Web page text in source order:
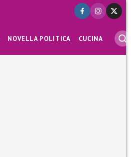
NOVELLA POLITICA CUCINA